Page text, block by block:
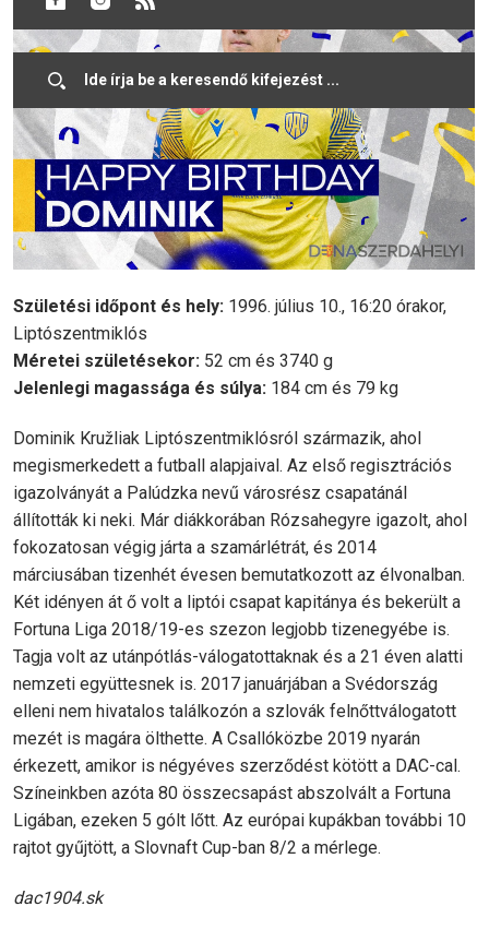
Születési időpont és hely: 1996. július 10., 16:20 órakor,
Liptószentmiklós
Méretei születésekor: 52 cm és 3740 g
Jelenlegi magassága és súlya: 184 cm és 79 kg
Dominik Kružliak Liptószentmiklósról származik, ahol
megismerkedett a futball alapjaival. Az első regisztrációs
igazolványát a Palúdzka nevű városrész csapatánál
állították ki neki. Már diákkorában Rózsahegyre igazolt, ahol
fokozatosan végig járta a szamárlétrát, és 2014
márciusában tizenhét évesen bemutatkozott az élvonalban.
Két idényen át ő volt a liptói csapat kapitánya és bekerült a
Fortuna Liga 2018/19-es szezon legjobb tizenegyébe is.
Tagja volt az utánpótlás-válogatottaknak és a 21 éven alatti
nemzeti együttesnek is. 2017 januárjában a Svédország
elleni nem hivatalos találkozón a szlovák felnőttválogatott
mezét is magára ölthette. A Csallóközbe 2019 nyarán
érkezett, amikor is négyéves szerződést kötött a DAC-cal.
Színeinkben azóta 80 összecsapást abszolvált a Fortuna
Ligában, ezeken 5 gólt lőtt. Az európai kupákban további 10
rajtot gyűjtött, a Slovnaft Cup-ban 8/2 a mérlege.
dac1904.sk